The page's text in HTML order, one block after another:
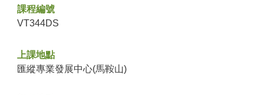
課程編號
VT344DS
上課地點
匯縱專業發展中心(馬鞍山)